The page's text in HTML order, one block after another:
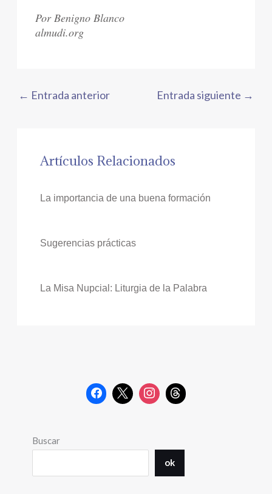
Por Benigno Blanco
almudi.org
← Entrada anterior Entrada siguiente →
Artículos Relacionados
La importancia de una buena formación
Sugerencias prácticas
La Misa Nupcial: Liturgia de la Palabra
Buscar
ok